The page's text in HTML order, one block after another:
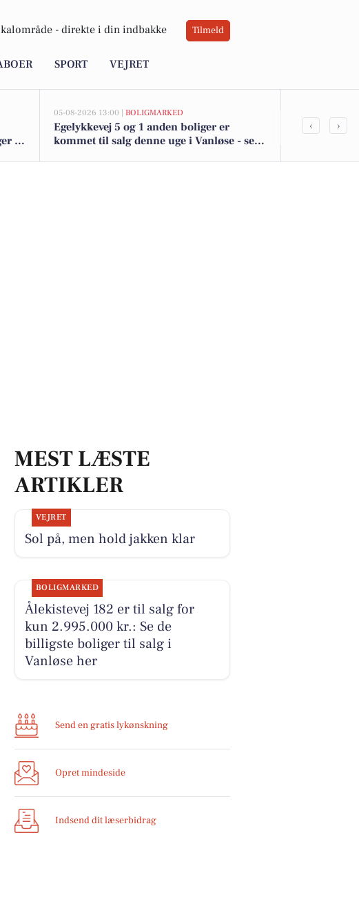
- direkte i din indbakke Tilmeld
SPORT VEJRET
til
05-08-2026 13:00 | BOLIGMARKED
Egelykkevej 5 og 1 anden boliger er
kommet til salg denne uge i Vanløse - se
Top 6 over
‹ ›
MEST LÆSTE
ARTIKLER
VEJRET
Sol på, men hold jakken klar
BOLIGMARKED
Ålekistevej 182 er til salg for
kun 2.995.000 kr.: Se de
billigste boliger til salg i
Vanløse her
Send en gratis lykønskning
Opret mindeside
Indsend dit læserbidrag